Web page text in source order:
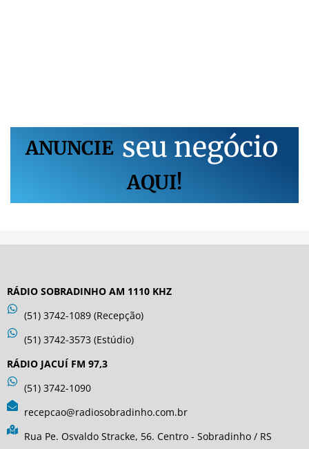
ANUNCIE seu negócio
AQUI!
RÁDIO SOBRADINHO AM 1110 KHZ
(51) 3742-1089 (Recepção)
(51) 3742-3573 (Estúdio)
RÁDIO JACUÍ FM 97,3
(51) 3742-1090
recepcao@radiosobradinho.com.br
Rua Pe. Osvaldo Stracke, 56. Centro - Sobradinho / RS